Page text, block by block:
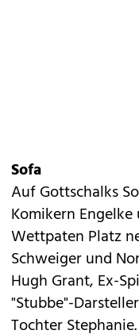
Sofa
Auf Gottschalks
Komikern
Wettpaten Platz
Schweiger und
Hugh Grant, Ex-
"Stubbe"-
Tochter